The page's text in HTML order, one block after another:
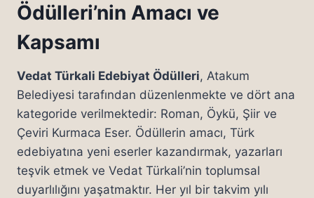
Ödülleri’nin Amacı ve
Kapsamı
Vedat Türkali Edebiyat Ödülleri, Atakum
Belediyesi tarafından düzenlenmekte ve dört ana
kategoride verilmektedir: Roman, Öykü, Şiir ve
Çeviri Kurmaca Eser. Ödüllerin amacı, Türk
edebiyatına yeni eserler kazandırmak, yazarları
teşvik etmek ve Vedat Türkali’nin toplumsal
duyarlılığını yaşatmaktır. Her yıl bir takvim yılı